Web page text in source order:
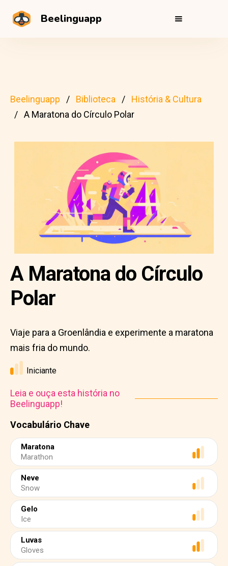
Beelinguapp
Beelinguapp Biblioteca
História & Cultura
A Maratona do Círculo Polar
Vocabulário Chave
Maratona
Marathon
Neve
Snow
Gelo
Ice
Luvas
Gloves
A Maratona do Círculo
Polar
Viaje para a Groenlândia e experimente a maratona
mais fria do mundo.
Iniciante
Leia e ouça esta história no
Beelinguapp!